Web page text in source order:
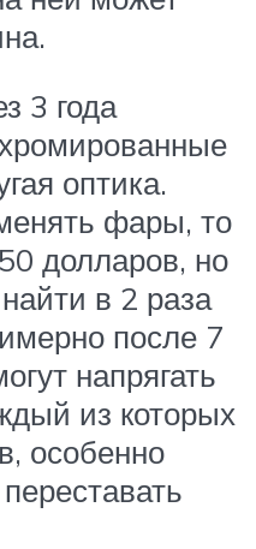
3 года
оптика.
фары, то
долларов, но
в 2 раза
после 7
напрягать
из которых
особенно